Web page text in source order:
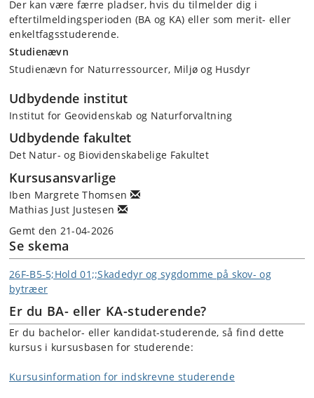
Der kan være færre pladser, hvis du tilmelder dig i
eftertilmeldingsperioden (BA og KA) eller som merit- eller
enkeltfagsstuderende.
Studienævn
Studienævn for Naturressourcer, Miljø og Husdyr
Udbydende institut
Institut for Geovidenskab og Naturforvaltning
Udbydende fakultet
Det Natur- og Biovidenskabelige Fakultet
Kursusansvarlige
Iben Margrete Thomsen
Mathias Just Justesen
Gemt den 21-04-2026
Se skema
26F-B5-5;Hold 01;;Skadedyr og sygdomme på skov- og
bytræer
Er du BA- eller KA-studerende?
Er du bachelor- eller kandidat-studerende, så find dette
kursus i kursusbasen for studerende:
Kursusinformation for indskrevne studerende